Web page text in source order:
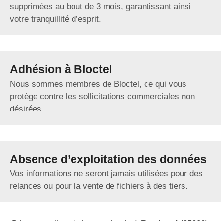
supprimées au bout de 3 mois, garantissant ainsi
votre tranquillité d’esprit.
Adhésion à Bloctel
Nous sommes membres de Bloctel, ce qui vous
protège contre les sollicitations commerciales non
désirées.
Absence d’exploitation des données
Vos informations ne seront jamais utilisées pour des
relances ou pour la vente de fichiers à des tiers.